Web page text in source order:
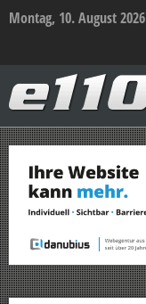
Montag, 10. August 2026
–
Das
Sicherheitsportal
Zum
Inhalt
springen